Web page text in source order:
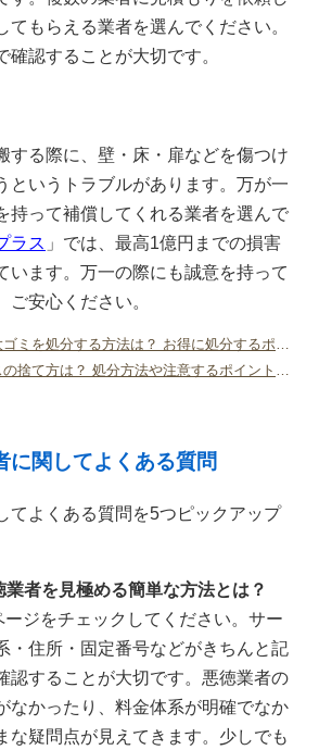
てもらえる業者を選んでください。
確認することが大切です。
する際に、壁・床・扉などを傷つけ
というトラブルがあります。万が一
持って補償してくれる業者を選んで
ラス 」では、最高1億円までの損害
います。万一の際にも誠意を持って
ご安心ください。
に関してよくある質問
てよくある質問を5つピックアップ
者を見極める簡単な方法とは？
ジをチェックしてください。サー
・住所・固定番号などがきちんと記
認することが大切です。悪徳業者の
なかったり、料金体系が明確でなか
な疑問点が見えてきます。少しでも